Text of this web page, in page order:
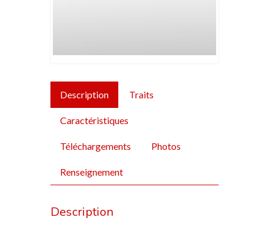
Description Traits
Caractéristiques
Téléchargements Photos
Renseignement
Description